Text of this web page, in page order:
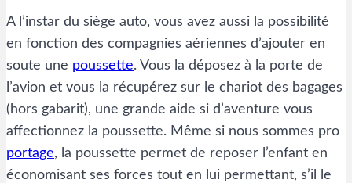
A l’instar du siège auto, vous avez aussi la possibilité
en fonction des compagnies aériennes d’ajouter en
soute une poussette. Vous la déposez à la porte de
l’avion et vous la récupérez sur le chariot des bagages
(hors gabarit), une grande aide si d’aventure vous
affectionnez la poussette. Même si nous sommes pro
portage, la poussette permet de reposer l’enfant en
économisant ses forces tout en lui permettant, s’il le